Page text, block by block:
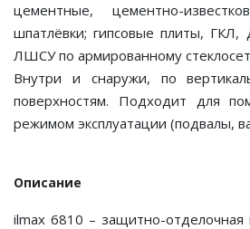
цементные, цементно-
шпатлёвки; гипсовые плиты,
ЛШСУ по армированному
Внутри и снаружи, по
поверхностям. Подходит для
режимом эксплуатации (подвалы,
Описание
ilmax 6810 – защитно-отделочная